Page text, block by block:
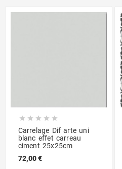
    
Carrelage Dif arte uni
blanc effet carreau
ciment 25x25cm
72,00 €